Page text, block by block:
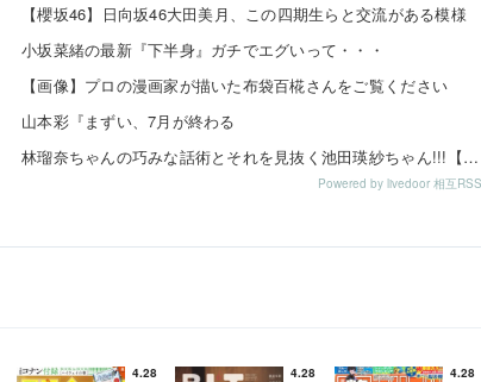
【櫻坂46】日向坂46大田美月、この四期生らと交流がある模様
小坂菜緒の最新『下半身』ガチでエグいって・・・
【画像】プロの漫画家が描いた布袋百椛さんをご覧ください
山本彩『まずい、7月が終わる
林瑠奈ちゃんの巧みな話術とそれを見抜く池田瑛紗ちゃん!!!【乃木坂46】
Powered by livedoor 相互RSS
4.28 4.28 4.28